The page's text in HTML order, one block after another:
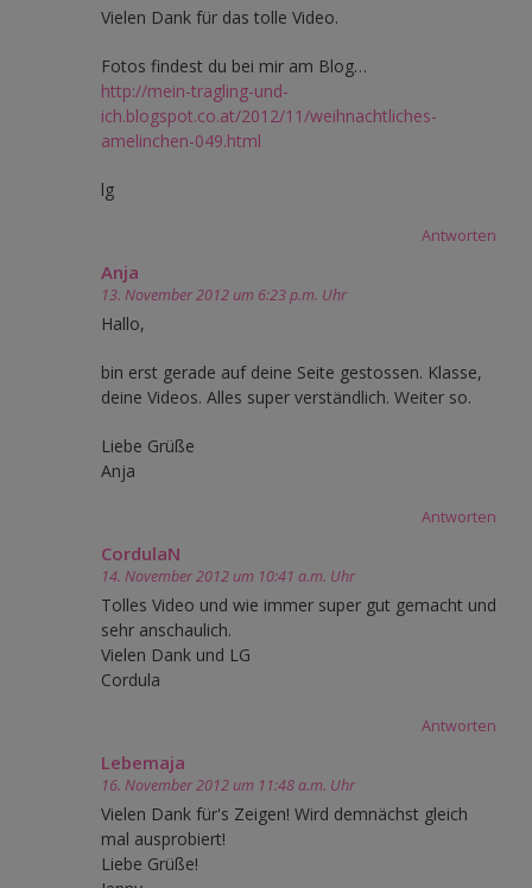
Vielen Dank für das tolle Video.
Fotos findest du bei mir am Blog…
http://mein-tragling-und-
ich.blogspot.co.at/2012/11/weihnachtliches-
amelinchen-049.html
lg
Antworten
Anja
13. November 2012 um 6:23 p.m. Uhr
Hallo,
bin erst gerade auf deine Seite gestossen. Klasse,
deine Videos. Alles super verständlich. Weiter so.
Liebe Grüße
Anja
Antworten
CordulaN
14. November 2012 um 10:41 a.m. Uhr
Tolles Video und wie immer super gut gemacht und
sehr anschaulich.
Vielen Dank und LG
Cordula
Antworten
Lebemaja
16. November 2012 um 11:48 a.m. Uhr
Vielen Dank für's Zeigen! Wird demnächst gleich
mal ausprobiert!
Liebe Grüße!